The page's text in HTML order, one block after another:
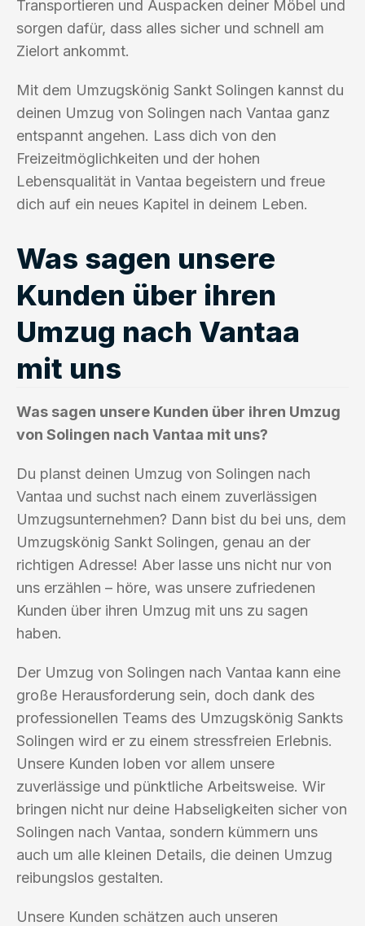
Transportieren und Auspacken deiner Möbel und
sorgen dafür, dass alles sicher und schnell am
Zielort ankommt.
Mit dem Umzugskönig Sankt Solingen kannst du
deinen Umzug von Solingen nach Vantaa ganz
entspannt angehen. Lass dich von den
Freizeitmöglichkeiten und der hohen
Lebensqualität in Vantaa begeistern und freue
dich auf ein neues Kapitel in deinem Leben.
Was sagen unsere
Kunden über ihren
Umzug nach Vantaa
mit uns
Was sagen unsere Kunden über ihren Umzug
von Solingen nach Vantaa mit uns?
Du planst deinen Umzug von Solingen nach
Vantaa und suchst nach einem zuverlässigen
Umzugsunternehmen? Dann bist du bei uns, dem
Umzugskönig Sankt Solingen, genau an der
richtigen Adresse! Aber lasse uns nicht nur von
uns erzählen – höre, was unsere zufriedenen
Kunden über ihren Umzug mit uns zu sagen
haben.
Der Umzug von Solingen nach Vantaa kann eine
große Herausforderung sein, doch dank des
professionellen Teams des Umzugskönig Sankts
Solingen wird er zu einem stressfreien Erlebnis.
Unsere Kunden loben vor allem unsere
zuverlässige und pünktliche Arbeitsweise. Wir
bringen nicht nur deine Habseligkeiten sicher von
Solingen nach Vantaa, sondern kümmern uns
auch um alle kleinen Details, die deinen Umzug
reibungslos gestalten.
Unsere Kunden schätzen auch unseren